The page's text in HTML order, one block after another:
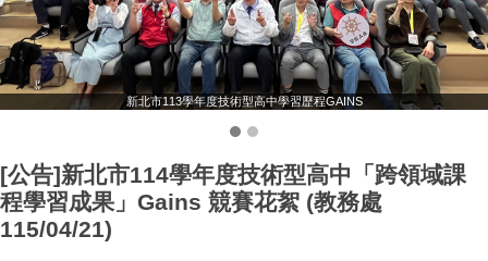
新北市113學年度技術型高中學習歷程GAINS
[公告]新北市114學年度技術型高中「跨領域課
程學習成果」Gains 競賽花絮 (教務處
115/04/21)